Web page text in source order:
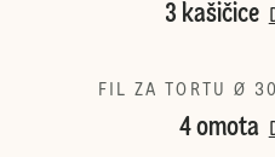
3 kašičice
FIL ZA TORTU Ø
4 omota